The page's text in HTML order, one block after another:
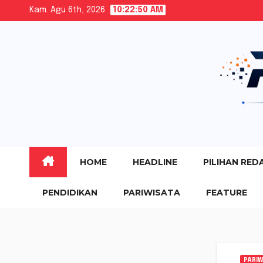
Kam. Agu 6th, 2026 10:22:51 AM
HOME HEADLINE PILIHAN
PENDIDIKAN PARIWISATA FEATURE